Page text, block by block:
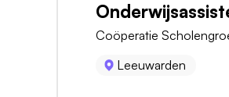
Coöperatie
Leeuwarden